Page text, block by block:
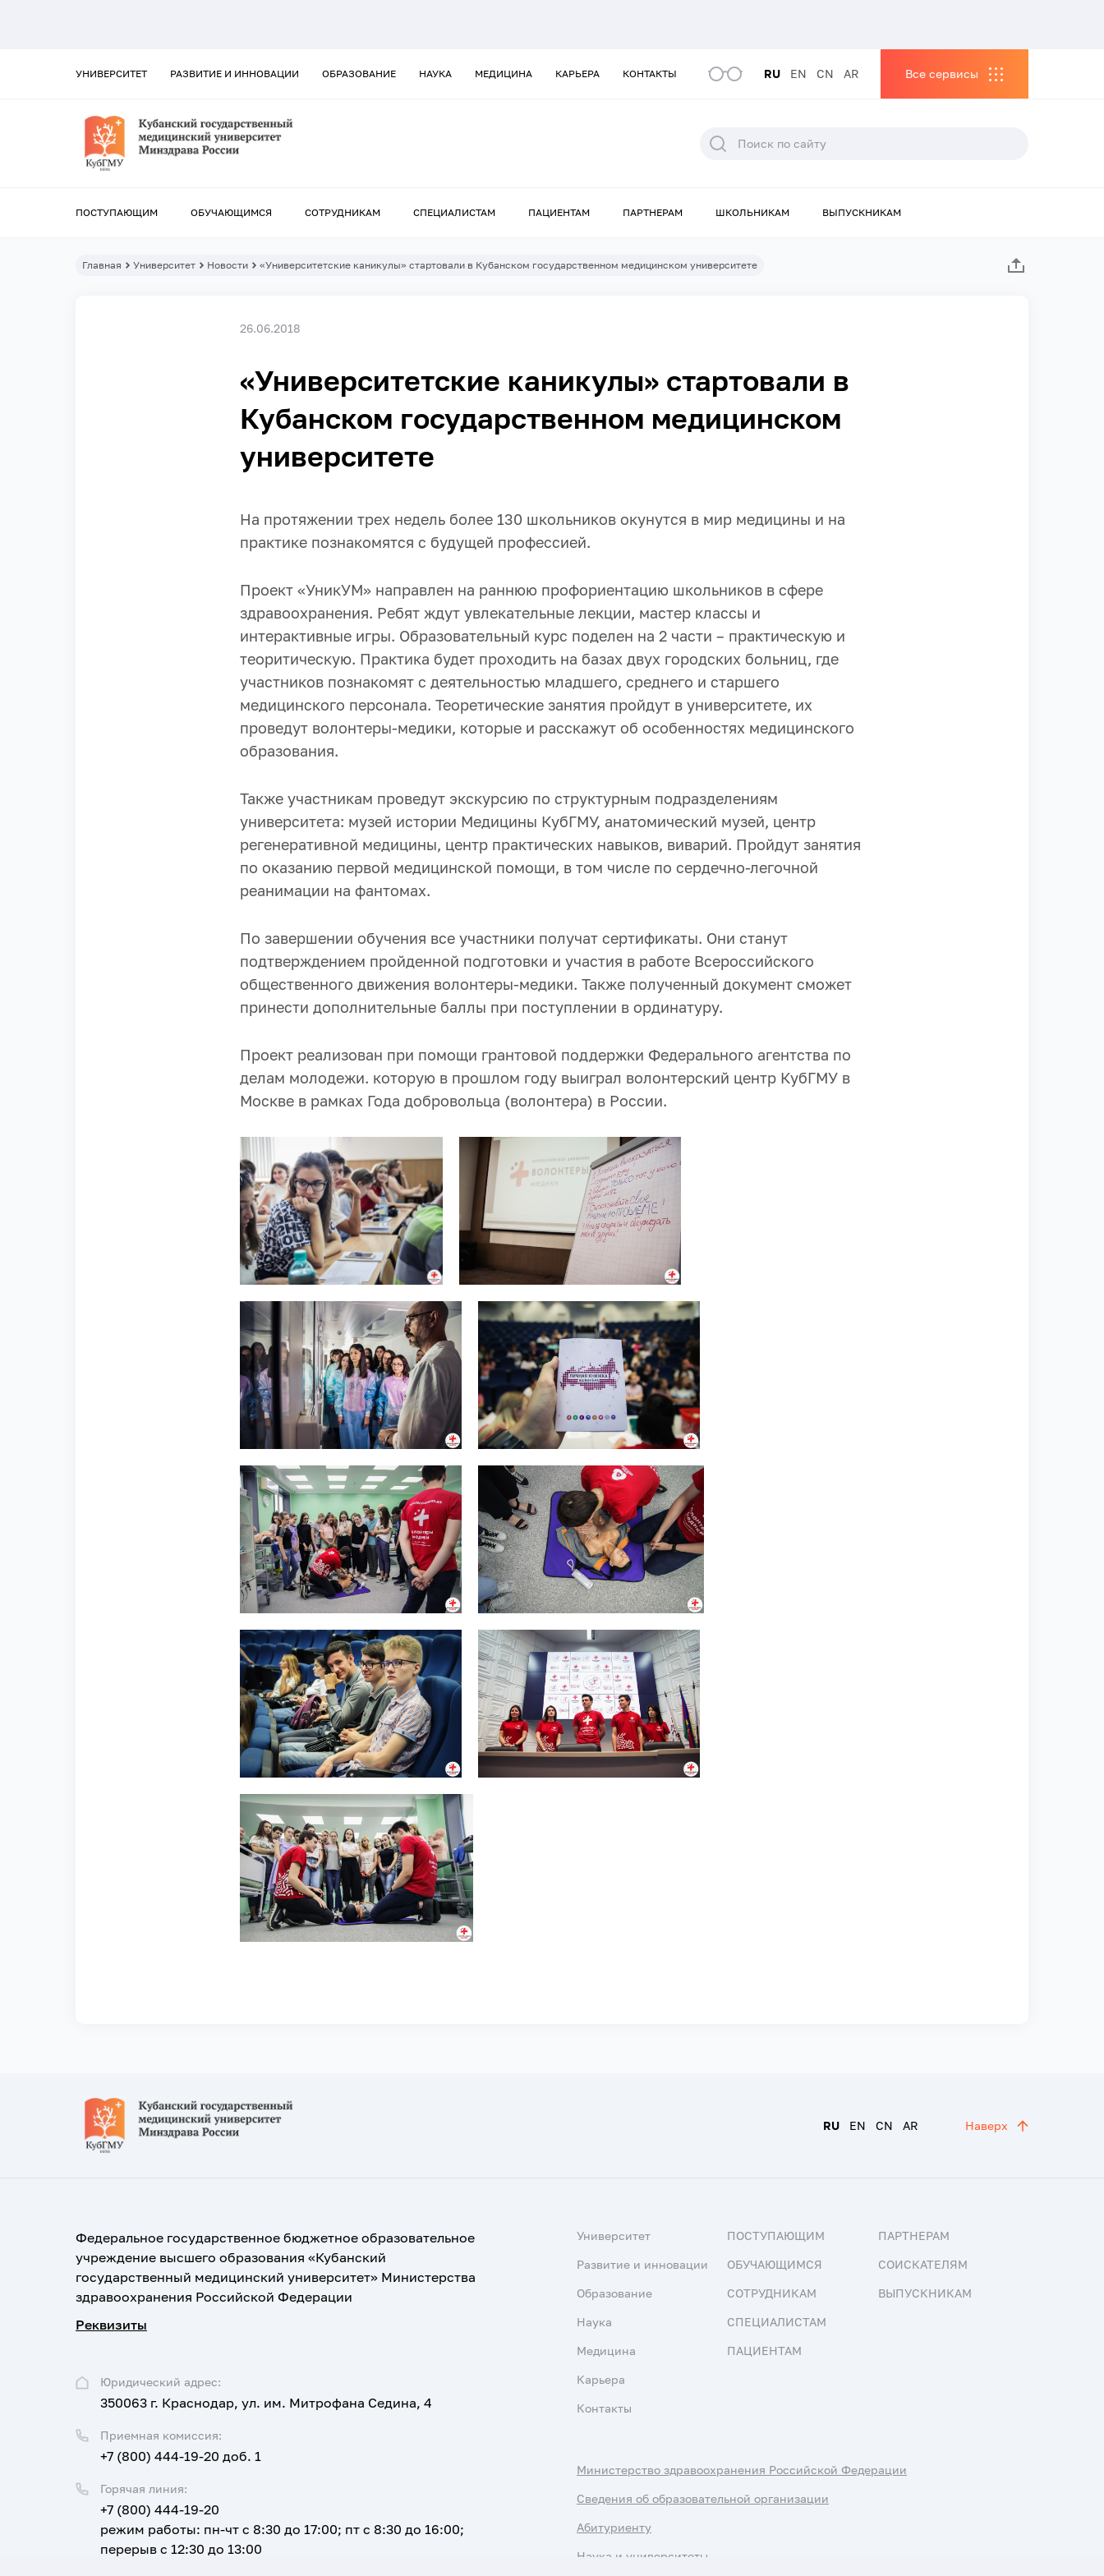
УНИВЕРСИТЕТ РАЗВИТИЕ И ИННОВАЦИИ ОБРАЗОВАНИЕ НАУКА МЕДИЦИНА КАРЬЕРА КОНТАКТЫ RU EN CN AR Все сервисы
ПОСТУПАЮЩИМ ОБУЧАЮЩИМСЯ СОТРУДНИКАМ СПЕЦИАЛИСТАМ ПАЦИЕНТАМ ПАРТНЕРАМ ШКОЛЬНИКАМ ВЫПУСКНИКАМ
Главная Университет Новости «Университетские каникулы» стартовали в Кубанском государственном медицинском университете
26.06.2018
«Университетские каникулы» стартовали в
Кубанском государственном медицинском
университете
На протяжении трех недель более 130 школьников окунутся в мир медицины и на
практике познакомятся с будущей профессией.
Проект «УникУМ» направлен на раннюю профориентацию школьников в сфере
здравоохранения. Ребят ждут увлекательные лекции, мастер классы и
интерактивные игры. Образовательный курс поделен на 2 части – практическую и
теоритическую. Практика будет проходить на базах двух городских больниц, где
участников познакомят с деятельностью младшего, среднего и старшего
медицинского персонала. Теоретические занятия пройдут в университете, их
проведут волонтеры-медики, которые и расскажут об особенностях медицинского
образования.
Также участникам проведут экскурсию по структурным подразделениям
университета: музей истории Медицины КубГМУ, анатомический музей, центр
регенеративной медицины, центр практических навыков, виварий. Пройдут занятия
по оказанию первой медицинской помощи, в том числе по сердечно-легочной
реанимации на фантомах.
По завершении обучения все участники получат сертификаты. Они станут
подтверждением пройденной подготовки и участия в работе Всероссийского
общественного движения волонтеры-медики. Также полученный документ сможет
принести дополнительные баллы при поступлении в ординатуру.
Проект реализован при помощи грантовой поддержки Федерального агентства по
делам молодежи. которую в прошлом году выиграл волонтерский центр КубГМУ в
Москве в рамках Года добровольца (волонтера) в России.
RU EN CN AR Наверх
Федеральное государственное бюджетное образовательное
учреждение высшего образования «Кубанский
государственный медицинский университет» Министерства
здравоохранения Российской Федерации
Реквизиты
Юридический адрес:
350063 г. Краснодар, ул. им. Митрофана Седина, 4
Приемная комиссия:
+7 (800) 444-19-20 доб. 1
Горячая линия:
+7 (800) 444-19-20
режим работы: пн-чт с 8:30 до 17:00; пт с 8:30 до 16:00;
перерыв с 12:30 до 13:00
Университет
Развитие и инновации
Образование
Наука
Медицина
Карьера
Контакты
ПОСТУПАЮЩИМ
ОБУЧАЮЩИМСЯ
СОТРУДНИКАМ
СПЕЦИАЛИСТАМ
ПАЦИЕНТАМ
ПАРТНЕРАМ
СОИСКАТЕЛЯМ
ВЫПУСКНИКАМ
Министерство здравоохранения Российской Федерации
Сведения об образовательной организации
Абитуриенту
Наука и университеты